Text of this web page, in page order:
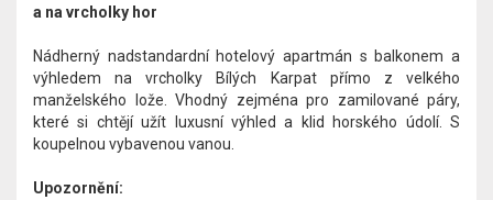
a na vrcholky hor
Nádherný nadstandardní hotelový apartmán s balkonem a
výhledem na vrcholky Bílých Karpat přímo z velkého
manželského lože. Vhodný zejména pro zamilované páry,
které si chtějí užít luxusní výhled a klid horského údolí. S
koupelnou vybavenou vanou.
Upozornění: